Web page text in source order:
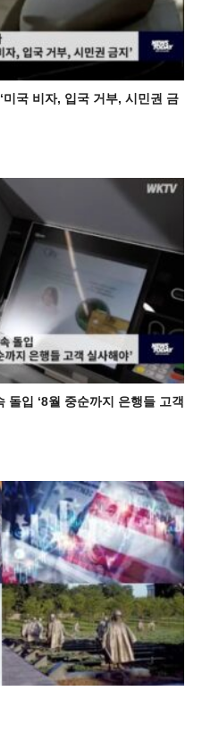
국 비자, 입국 거부, 시민권 금
돌입 ‘8월 중순까지 은행들 고객